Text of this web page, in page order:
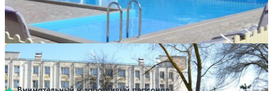
Открытый бассейн Расстояние до пляжа: 300 метров.
Санаторий Чайка им. Гелиловичей
4.258 отзывов
Заозерное
Нет цен или свободных мест на выбранные даты
Выбрать другой вариант